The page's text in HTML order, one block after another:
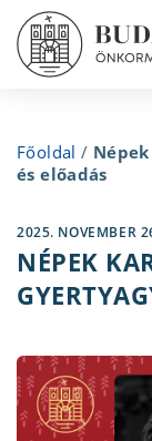
Főoldal /
és előadás
2025. NOVEMBER
NÉPEK